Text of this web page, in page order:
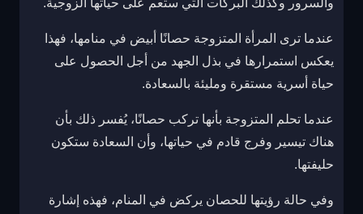
عندما ترى المرأة المتزوجة حصانًا أبيض في منامها، فهذا
يعكس استمرارها في بذل الجهد من أجل الحصول على
حياة أسرية مستقرة ومليئة بالسعادة.
عندما تحلم المتزوجة بأنها تركب حصانًا، يُفسر ذلك بأن
هناك تيسير وفرج قادم في حياتها، وأن السعادة ستكون
حليفتها.
وفي حالة رؤيتها للحصان يركض في المنام، فهذه إشارة